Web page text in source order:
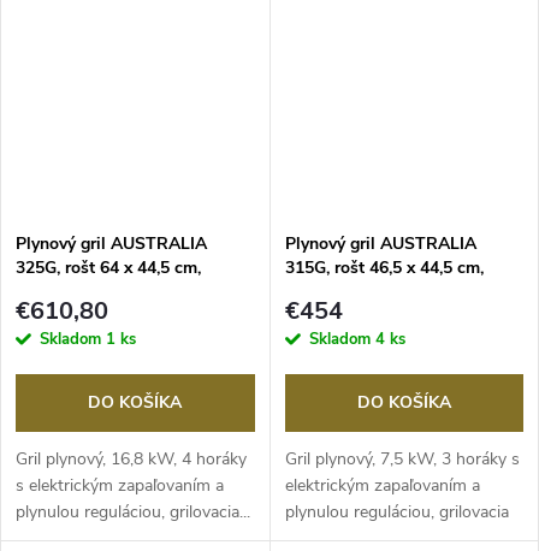
Plynový gril AUSTRALIA
325G, rošt 64 x 44,5 cm,
€610,80
Skladom 1 ks
DO KOŠÍKA
Gril plynový, 16,8 kW, 4 horáky
s elektrickým zapaľovaním a
plynulou reguláciou, grilovacia...
Plynový gril AUSTRALIA
315G, rošt 46,5 x 44,5 cm,
€454
Skladom 4 ks
DO KOŠÍKA
Gril plynový, 7,5 kW, 3 horáky s
elektrickým zapaľovaním a
plynulou reguláciou, grilovacia
plocha...